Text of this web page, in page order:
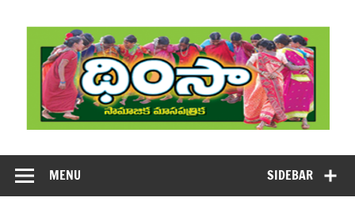
content
DHIMSA
SIDEBAR
MENU